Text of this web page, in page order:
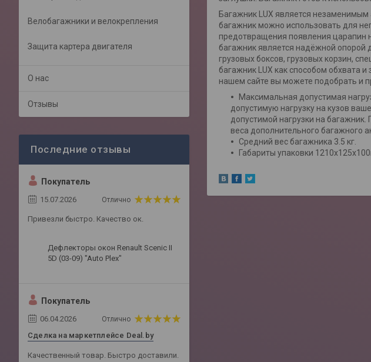
Багажник LUX является
багажник можно использовать для
предотвращения появления царапин
багажник является надёжной опорой
грузовых боксов, грузовых корзин,
багажник LUX как способом обхвата
нашем сайте вы можете подобрать и
Максимальная допустимая
допустимую нагрузку на кузов
допустимой нагрузки на
веса дополнительного багажного
Средний вес багажника 3.5 кг.
Габариты упаковки
Велобагажники и велокрепления
Защита картера двигателя
О нас
Отзывы
Покупатель
15.07.2026 Отлично
Привезли быстро. Качество ок.
Дефлекторы окон Renault Scenic II
5D (03-09) "Auto Plex"
Покупатель
06.04.2026 Отлично
Сделка на маркетплейсе Deal.by
Качественный товар. Быстро доставили.